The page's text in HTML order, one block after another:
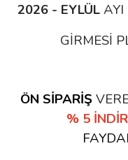
2026 - EYLÜL AYI
GİRMESİ
ÖN SİPARİŞ
% 5